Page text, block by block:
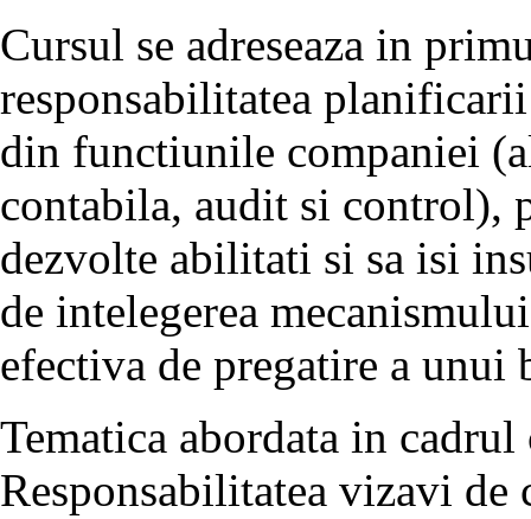
Cursul se adreseaza in
responsabilitatea
din functiunile companiei
contabila, audit si control),
dezvolte abilitati si sa isi
de intelegerea
efectiva de pregatire a
Tematica abordata in
Responsabilitatea vizavi de